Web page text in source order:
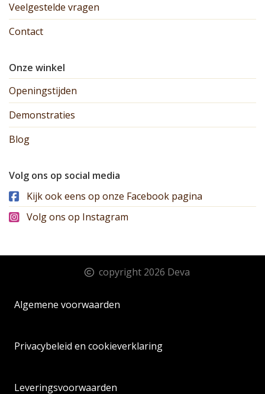
Veelgestelde vragen
Contact
Onze winkel
Openingstijden
Demonstraties
Blog
Volg ons op social media
Kijk ook eens op onze Facebook pagina
Volg ons op Instagram
copyright 2026 Deva
Algemene voorwaarden
Privacybeleid en cookieverklaring
Leveringsvoorwaarden